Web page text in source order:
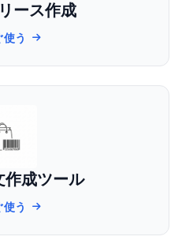
ース作成
使う
作成ツール
使う